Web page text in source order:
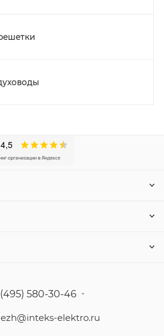
(495) 580-30-46
elektro.ru